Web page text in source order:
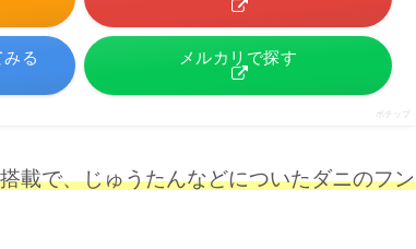
る メルカリで探す
ポチップ
載で、じゅうたんなどについたダニのフン